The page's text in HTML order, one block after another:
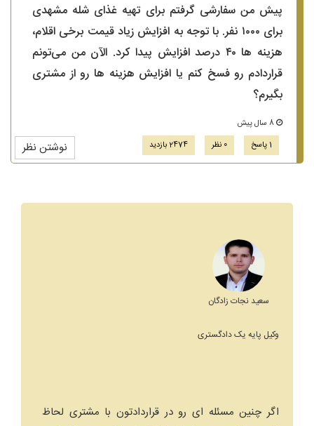
پیش من سفارشی گرفتم برای تهیه غذای شله مشهدی
برای ۱۰۰۰ نفر. با توجه به افزایش زیاد قیمت برخی اقلام،
هزینه ها ۴۰ درصد افزایش پیدا کرد. الآن من می‌تونم
قراردادم رو فسخ کنم یا افزایش هزینه ها رو از مشتری
بگیرم؟
1 پاسخ
0 نظر 2474 بازدید نوشتن نظر
سعید نجات زادگان
وکیل پایه یک دادگستری
اگر چنین مسئله ای رو در قراردادتون با مشتری لحاظ